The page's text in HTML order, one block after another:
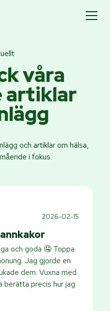
våra
artiklar
och artiklar om hälsa,
i fokus.
2026-02-15
och goda 🤤 Toppa
Jag gjorde en
dem. Vuxna med
berätta precis hur jag